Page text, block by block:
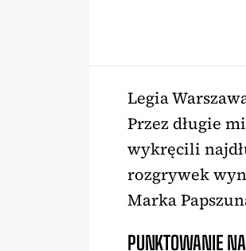
Legia
Przez długie
wykręcili
rozgrywek
Marka
PUNKTOWANIE